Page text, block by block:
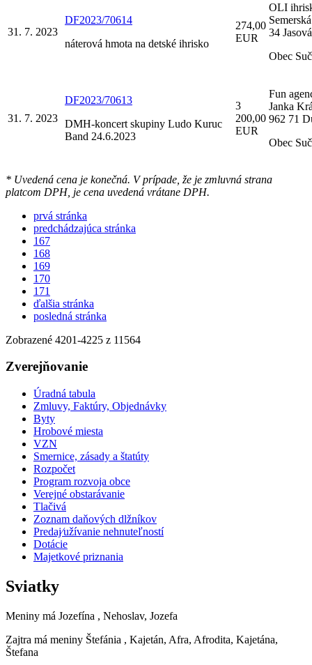
31. 7. 2023
DF2023/70614
náterová hmota na detské ihrisko
274,00
EUR
OLI
34 Jasová
Obec
31. 7. 2023
DF2023/70613
DMH-koncert skupiny Ludo Kuruc
Band 24.6.2023
3
200,00
EUR
Fun
Janka
962 71
Obec
* Uvedená cena je konečná. V prípade, že je zmluvná strana
platcom DPH, je cena uvedená vrátane DPH.
prvá stránka
predchádzajúca stránka
167
168
169
170
171
ďalšia stránka
posledná stránka
Zobrazené 4201-4225 z 11564
Zverejňovanie
Úradná tabula
Zmluvy, Faktúry, Objednávky
Byty
Hrobové miesta
VZN
Smernice, zásady a štatúty
Rozpočet
Program rozvoja obce
Verejné obstarávanie
Tlačivá
Zoznam daňových dlžníkov
Predaj⁄užívanie nehnuteľností
Dotácie
Majetkové priznania
Sviatky
Meniny má Jozefína , Nehoslav, Jozefa
Zajtra má meniny Štefánia , Kajetán, Afra, Afrodita, Kajetána,
Štefana